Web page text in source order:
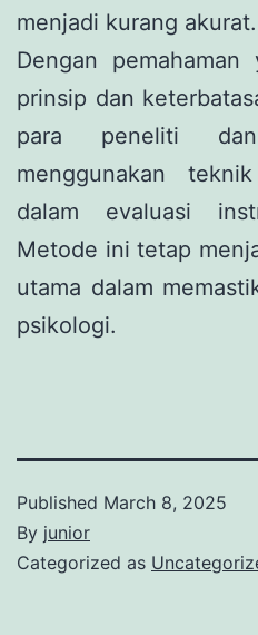
menjadi kurang akurat.
Dengan
prinsip dan
para peneliti
menggunakan
dalam evaluasi
Metode ini tetap
utama dalam
psikologi.
Published March 8, 2025
By junior
Categorized as